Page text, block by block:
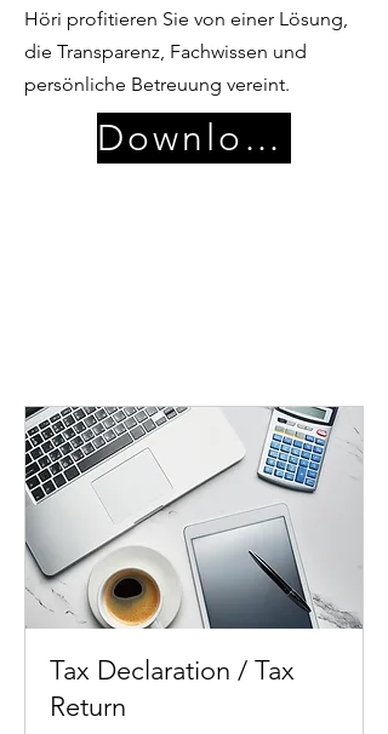
Höri profitieren Sie von einer Lösung,
die Transparenz, Fachwissen und
persönliche Betreuung vereint.
Download
Tax Declaration / Tax
Return